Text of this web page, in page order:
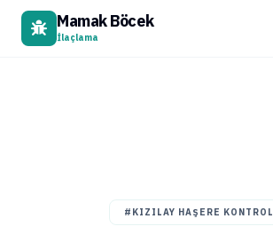
Mamak Böcek
İlaçlama
#KIZILAY HAŞERE KONTROL